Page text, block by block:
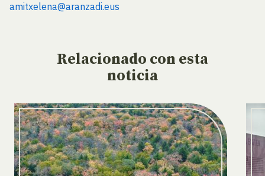
amitxelena@aranzadi.eus
Relacionado con esta
noticia